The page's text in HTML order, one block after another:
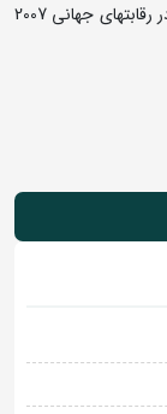
امامعلی حبیبی که همیشه قلبش برای مملکت می‌تپد در رقابتهای جهانی 2007